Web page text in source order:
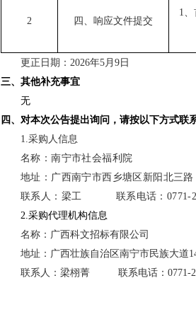
2 四、响应文件提交
1、
更正日期： 2026年5月 9 日
三、其他补充事宜
无
四、对本次公告提出询问，请按以下方式联系
1.采购人信息
名称：南宁市社会福利院
地址：广西南宁市西乡塘区新阳北三路
联系人：梁工
联系电话： 0771-
2.采购代理机构信息
名称：广西科文招标有限公司
地址：广西壮族自治区南宁市民族大道
联系人：梁栩菁
联系电话： 0771-